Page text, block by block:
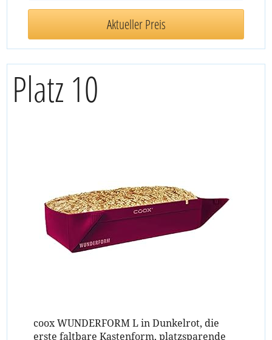
Aktueller Preis
Platz 10
coox WUNDERFORM L in Dunkelrot, die
erste faltbare Kastenform, platzsparende